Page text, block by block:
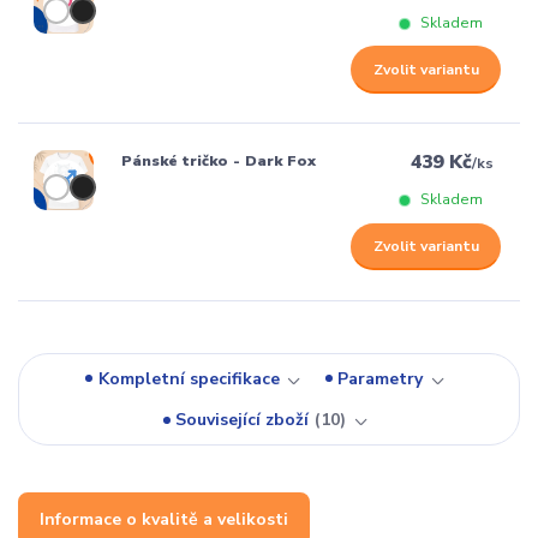
Skladem
Zvolit variantu
Pánské tričko - Dark Fox 439 Kč/ks
Skladem
Zvolit variantu
Kompletní specifikace
Parametry
Související zboží
10
Informace o kvalitě a velikosti